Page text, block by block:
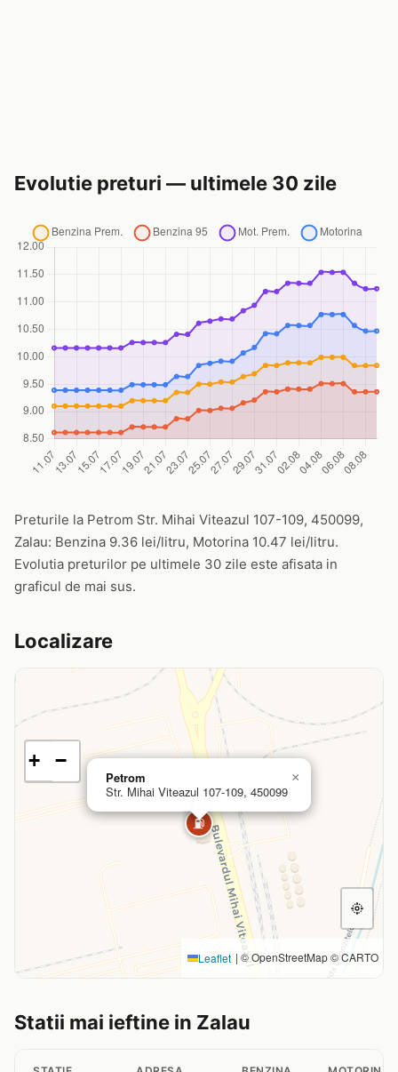
Evolutie preturi — ultimele 30 zile
Preturile la Petrom Str. Mihai Viteazul 107-109, 450099,
Zalau: Benzina 9.36 lei/litru, Motorina 10.47 lei/litru.
Evolutia preturilor pe ultimele 30 zile este afisata in
graficul de mai sus.
Localizare
⛽
Petrom
Str. Mihai Viteazul 107-109, 450099
×
+ −
Leaflet | © OpenStreetMap © CARTO
Statii mai ieftine in Zalau